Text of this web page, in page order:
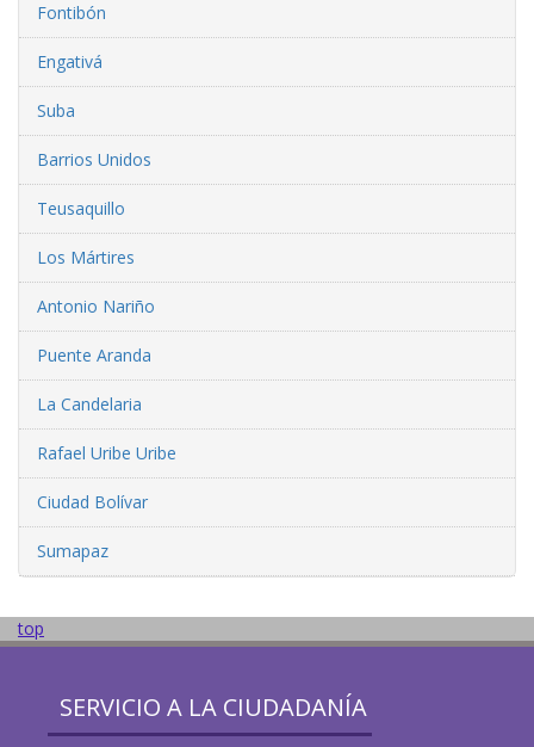
Fontibón
Engativá
Suba
Barrios Unidos
Teusaquillo
Los Mártires
Antonio Nariño
Puente Aranda
La Candelaria
Rafael Uribe Uribe
Ciudad Bolívar
Sumapaz
top
SERVICIO A LA CIUDADANÍA